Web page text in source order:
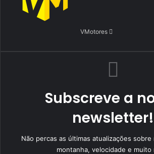
VMotores
Subscreve a
newsletter!
Não percas as últimas atualizações
montanha, velocidade e muito